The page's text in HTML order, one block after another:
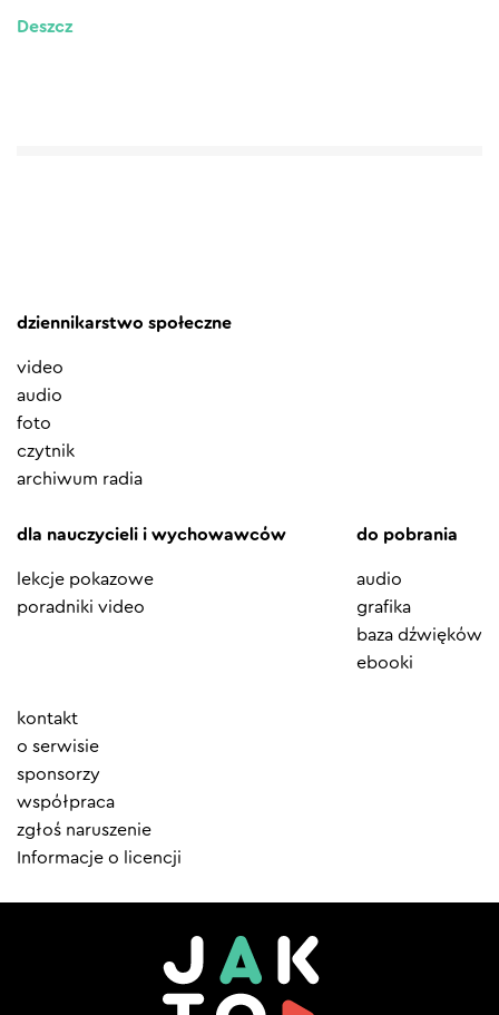
Deszcz
dziennikarstwo społeczne
video
audio
foto
czytnik
archiwum radia
dla nauczycieli i wychowawców
lekcje pokazowe
poradniki video
do pobrania
audio
grafika
baza dźwięków
ebooki
Element
menu
kontakt
o serwisie
sponsorzy
współpraca
zgłoś naruszenie
Informacje o licencji